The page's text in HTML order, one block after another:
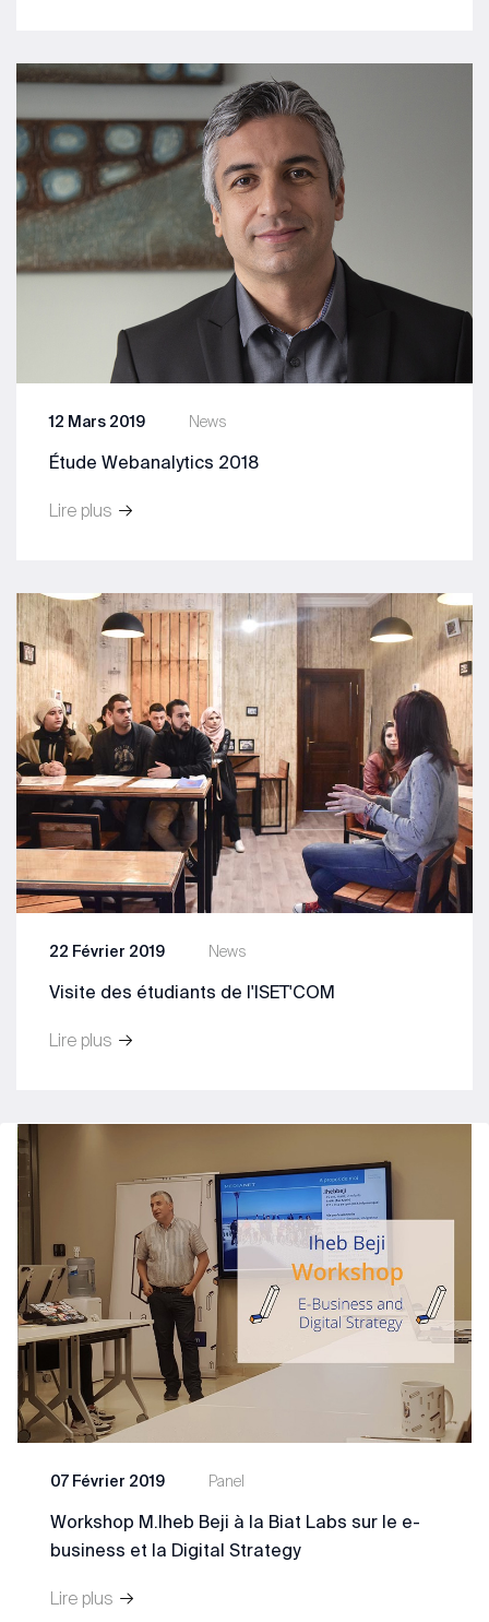
News
12 Mars 2019
Étude Webanalytics 2018
Lire plus
News
22 Février 2019
Visite des étudiants de l'ISET'COM
Lire plus
Panel
07 Février 2019
Workshop M.Iheb Beji à la Biat Labs sur le e-
business et la Digital Strategy
Lire plus